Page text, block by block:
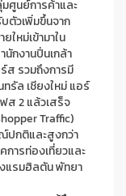
ศูนย์การค้าและ
ตัวเพิ่มขึ้นจาก
ใหม่เข้ามาใน
นักงานปิ่นเกล้า
ร์ส รวมถึงการมี
รัล เชียงใหม่ แอร์
ส 2 แล้วเสร็จ
Traffic)
ปกติและสูงกว่า
การท่องเที่ยวและ
แรมฮิลตัน พัทยา